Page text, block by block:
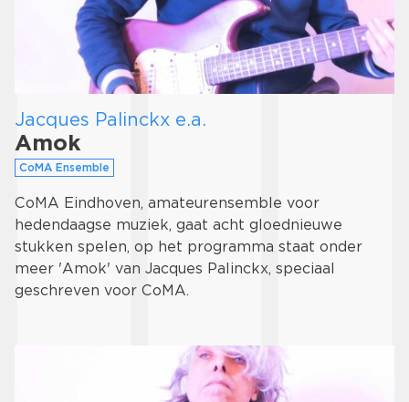
Jacques Palinckx e.a.
Amok
CoMA Ensemble
CoMA Eindhoven, amateurensemble voor
hedendaagse muziek, gaat acht gloednieuwe
stukken spelen, op het programma staat onder
meer 'Amok' van Jacques Palinckx, speciaal
geschreven voor CoMA.